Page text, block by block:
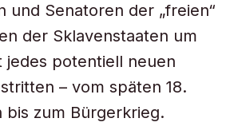
und Senatoren der „freien“
der Sklavenstaaten um
jedes potentiell neuen
– vom späten 18.
bis zum Bürgerkrieg.